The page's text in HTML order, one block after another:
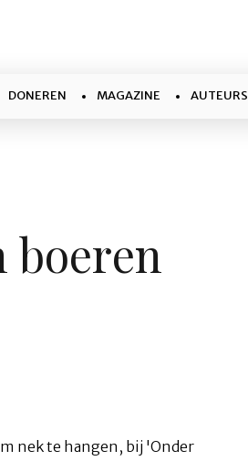
DONEREN MAGAZINE AUTEURS
boeren